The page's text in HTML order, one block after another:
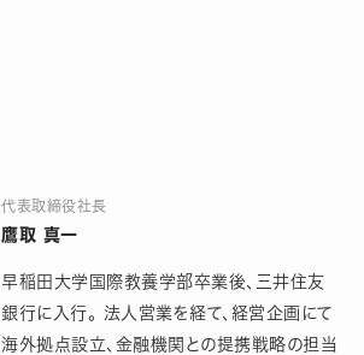
代表取締役社長
鷹取 真一
早稲田大学国際教養学部卒業後、三井住友
銀行に入行。 法人営業を経て、経営企画にて
海外拠点設立、金融機関との提携戦略の担当